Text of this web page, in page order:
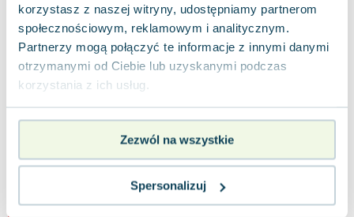
korzystasz z naszej witryny, udostępniamy partnerom
społecznościowym, reklamowym i analitycznym.
Partnerzy mogą połączyć te informacje z innymi danymi
otrzymanymi od Ciebie lub uzyskanymi podczas
korzystania z ich usług.
Zezwól na wszystkie
Spersonalizuj
Zeszyt ćwiczeń towarzyszący podręcznikowi
"Neue Expedition Deutsch" stanowi doskonałe
uzupełnienie nauki, oferując przemyślaną int...
Miękka
Pakujemy jutro
Nowa
7.70zł widoczne ślady używania
zł
Do koszyka
Neue Expedition Deutsch 2. Język
niemiecki. Podręcznik. Szkoły
ponadgimnazjalne + CD
Wydawnictwo Szkolne PWN